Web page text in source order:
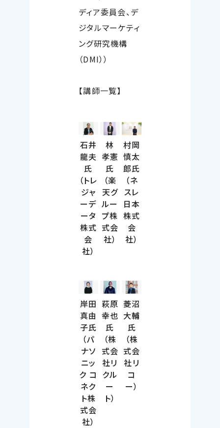
ディア委員会、デ
ジタルマーケティ
ング研究機構
（DMI））
【講師一覧】
石井
龍夫
氏
（トレ
ジャ
ーデ
ータ
株式
会
社）
林
孝憲
氏
（楽
天グ
ルー
プ株
式会
社）
村岡
慎太
郎氏
（ネ
スレ
日本
株式
会
社）
岸田
真由
子氏
（パ
ナソ
ニッ
ク コ
ネク
ト株
式会
社）
萩原
幸也
氏
（株
式会
社リ
クル
ー
ト）
菱沼
大輔
氏
（株
式会
社リ
コ
ー）